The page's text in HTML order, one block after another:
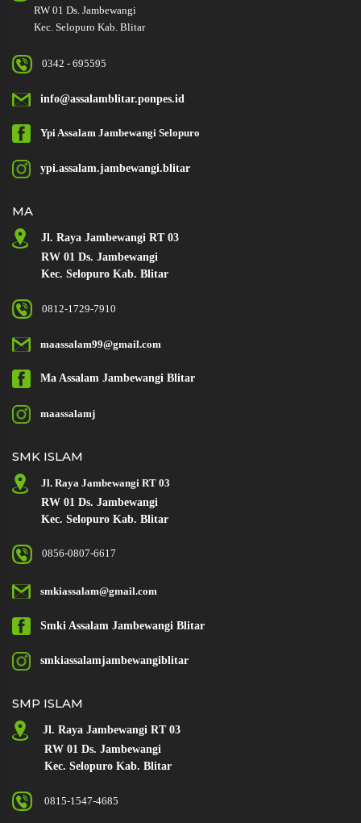
RW 01 Ds. Jambewangi
Kec. Selopuro Kab. Blitar
0342 - 695595
info@assalamblitar.ponpes.id
Ypi Assalam Jambewangi Selopuro
ypi.assalam.jambewangi.blitar
MA
Jl. Raya Jambewangi RT 03
RW 01 Ds. Jambewangi
Kec. Selopuro Kab. Blitar
0812-1729-7910
maassalam99@gmail.com
Ma Assalam Jambewangi Blitar
maassalamj
SMK ISLAM
Jl. Raya Jambewangi RT 03
RW 01 Ds. Jambewangi
Kec. Selopuro Kab. Blitar
0856-0807-6617
smkiassalam@gmail.com
Smki Assalam Jambewangi Blitar
smkiassalamjambewangiblitar
SMP ISLAM
Jl. Raya Jambewangi RT 03
RW 01 Ds. Jambewangi
Kec. Selopuro Kab. Blitar
0815-1547-4685